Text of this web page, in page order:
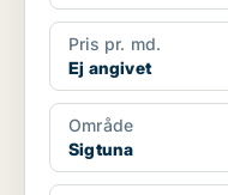
Pris pr. md.
Ej angivet
Område
Sigtuna